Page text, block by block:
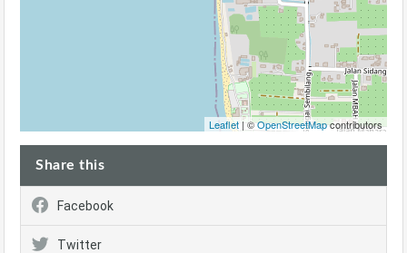
Leaflet | ©OpenStreetMapcontributors
Share this
Facebook
Twitter